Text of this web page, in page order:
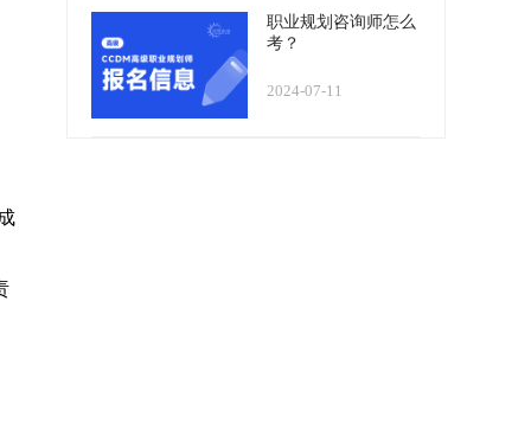
职业规划咨询师怎么
考？
2024-07-11